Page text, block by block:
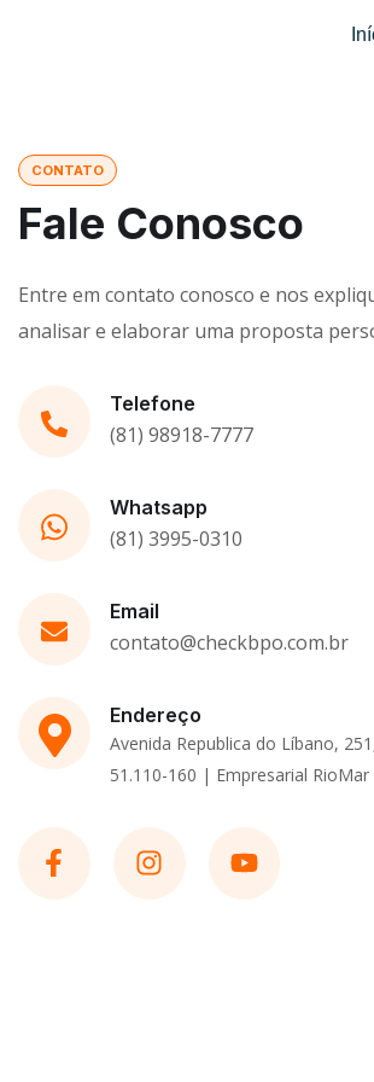
CONTATO
Fale Conosco
Entre em contato conosco e nos
analisar e elaborar uma proposta
Telefone
(81) 98918-7777
Whatsapp
(81) 3995-0310
Email
contato@checkbpo.com.br
Endereço
Avenida Republica do Líbano,
51.110-160 | Empresarial